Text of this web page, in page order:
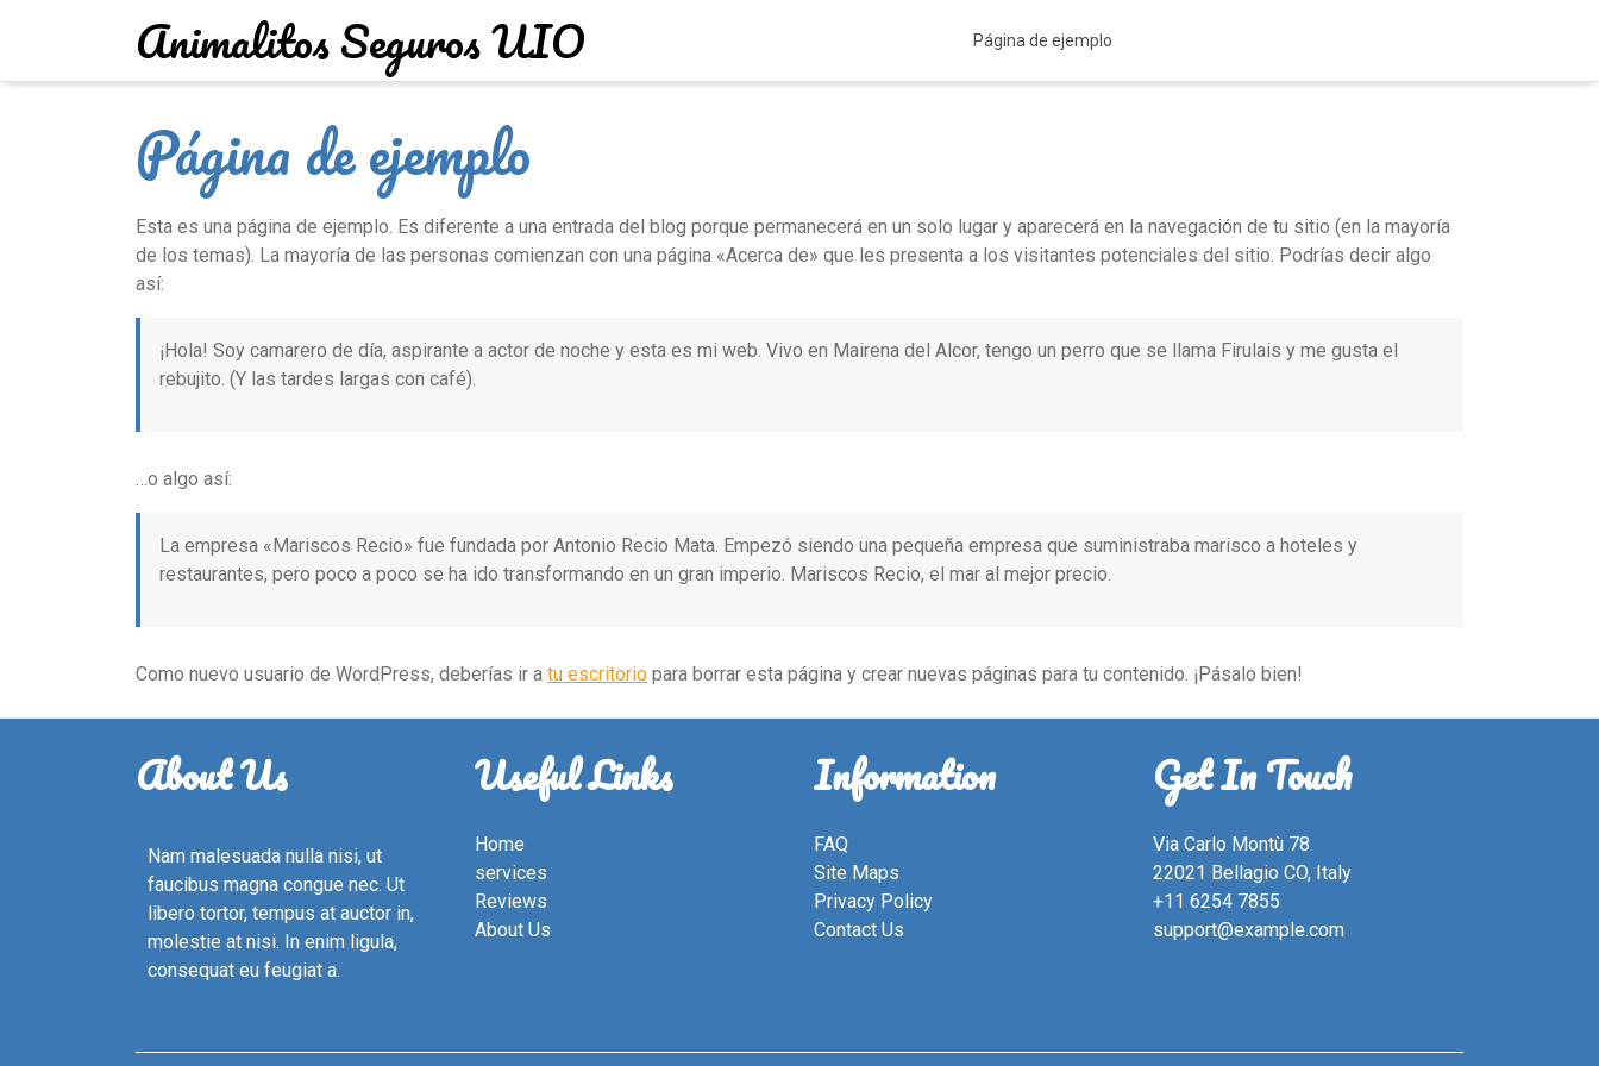
Animalitos Seguros UIO Página de ejemplo
Página de ejemplo
Esta es una página de ejemplo. Es diferente a una entrada del blog porque permanecerá en un solo lugar y aparecerá en la navegación de tu sitio (en la mayoría
de los temas). La mayoría de las personas comienzan con una página «Acerca de» que les presenta a los visitantes potenciales del sitio. Podrías decir algo
así:
¡Hola! Soy camarero de día, aspirante a actor de noche y esta es mi web. Vivo en Mairena del Alcor, tengo un perro que se llama Firulais y me gusta el
rebujito. (Y las tardes largas con café).
…o algo así:
La empresa «Mariscos Recio» fue fundada por Antonio Recio Mata. Empezó siendo una pequeña empresa que suministraba marisco a hoteles y
restaurantes, pero poco a poco se ha ido transformando en un gran imperio. Mariscos Recio, el mar al mejor precio.
Como nuevo usuario de WordPress, deberías ir a tu escritorio para borrar esta página y crear nuevas páginas para tu contenido. ¡Pásalo bien!
About Us
Nam malesuada nulla nisi, ut
faucibus magna congue nec. Ut
libero tortor, tempus at auctor in,
molestie at nisi. In enim ligula,
consequat eu feugiat a.
Useful Links
Home
services
Reviews
About Us
Information
FAQ
Site Maps
Privacy Policy
Contact Us
Get In Touch
Via Carlo Montù 78
22021 Bellagio CO, Italy
+11 6254 7855
support@example.com